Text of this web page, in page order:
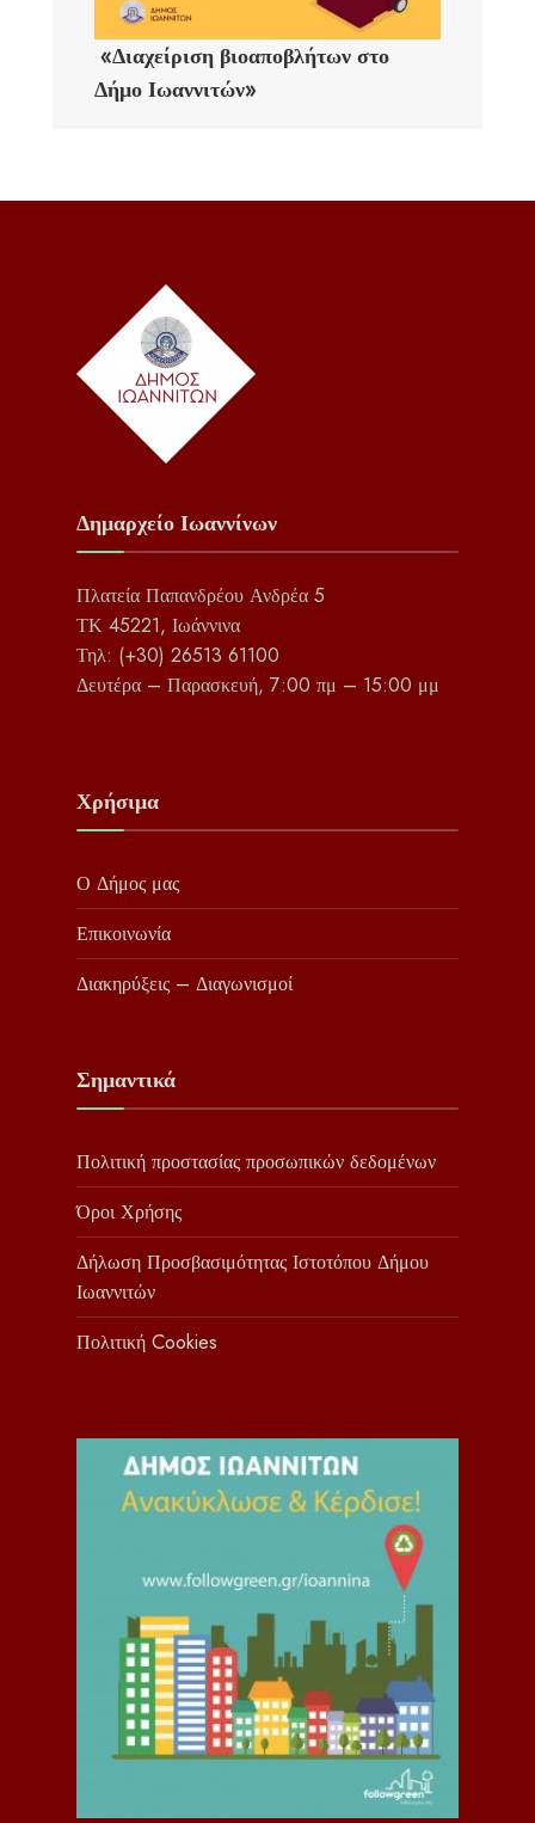
«Διαχείριση βιοαποβλήτων στο
Δήμο Ιωαννιτών»
Δημαρχείο Ιωαννίνων
Πλατεία Παπανδρέου Ανδρέα 5
ΤΚ 45221, Ιωάννινα
Τηλ: (+30) 26513 61100
Δευτέρα – Παρασκευή, 7:00 πμ – 15:00 μμ
Χρήσιμα
Ο Δήμος μας
Επικοινωνία
Διακηρύξεις – Διαγωνισμοί
Σημαντικά
Πολιτική προστασίας προσωπικών δεδομένων
Όροι Χρήσης
Δήλωση Προσβασιμότητας Ιστοτόπου Δήμου
Ιωαννιτών
Πολιτική Cookies